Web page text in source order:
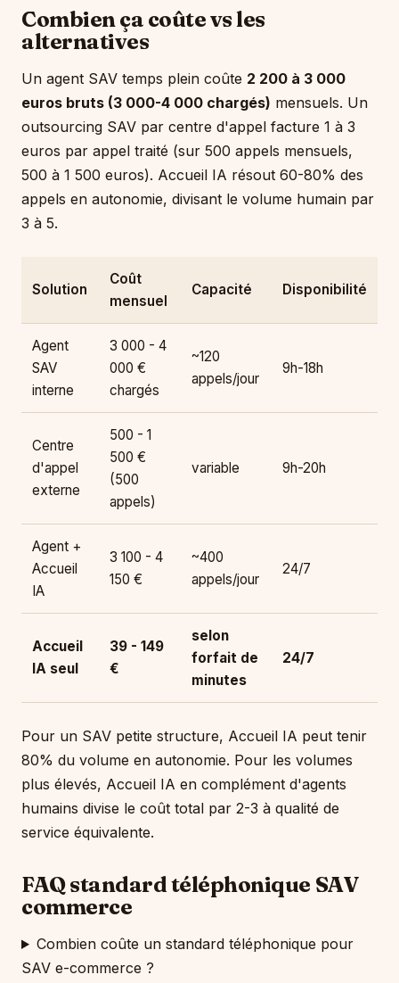
Combien ça coûte vs les
alternatives
Un agent SAV temps plein coûte 2 200 à 3 000
euros bruts (3 000-4 000 chargés) mensuels. Un
outsourcing SAV par centre d'appel facture 1 à 3
euros par appel traité (sur 500 appels mensuels,
500 à 1 500 euros). Accueil IA résout 60-80% des
appels en autonomie, divisant le volume humain par
3 à 5.
Solution
Coût
mensuel
Capacité Disponibilité
Agent
SAV
interne
3 000 - 4
000 €
chargés
~120
appels/jour
9h-18h
Centre
d'appel
externe
500 - 1
500 €
(500
appels)
variable 9h-20h
Agent +
Accueil
IA
3 100 - 4
150 €
~400
appels/jour
24/7
Accueil
IA seul
39 - 149
€
selon
forfait de
minutes
24/7
Pour un SAV petite structure, Accueil IA peut tenir
80% du volume en autonomie. Pour les volumes
plus élevés, Accueil IA en complément d'agents
humains divise le coût total par 2-3 à qualité de
service équivalente.
FAQ standard téléphonique SAV
commerce
Combien coûte un standard téléphonique pour
SAV e-commerce ?